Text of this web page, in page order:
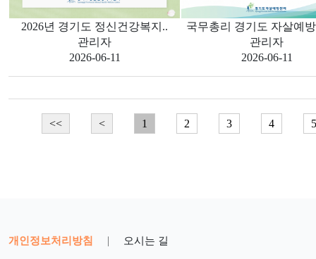
2026년 경기도 정신건강복지..
관리자
2026-06-11
국무총리 경기도 자살예
관리자
2026-06-11
<< < 1 2 3 4 5
개인정보처리방침 | 오시는 길